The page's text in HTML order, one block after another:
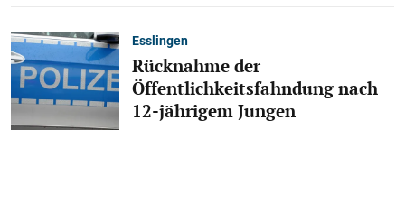
Esslingen
Rücknahme der
Öffentlichkeitsfahndung nach
12-jährigem Jungen